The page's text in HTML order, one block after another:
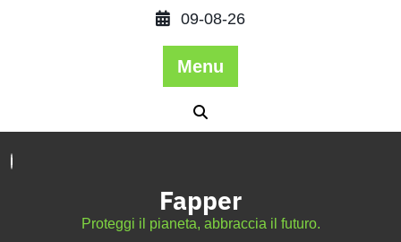
09-08-26
Menu
Fapper
Proteggi il pianeta, abbraccia il futuro.